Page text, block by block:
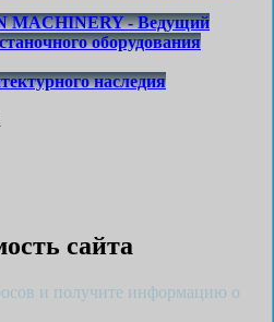
MACHINERY - Ведущий
оборудования
наследия
сайта
и получите информацию о